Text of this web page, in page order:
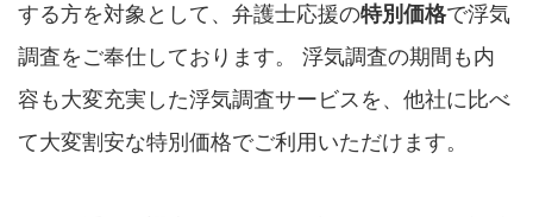
する方を対象として、弁護士応援の特別価格で浮気
調査をご奉仕しております。 浮気調査の期間も内
容も大変充実した浮気調査サービスを、他社に比べ
て大変割安な特別価格でご利用いただけます。